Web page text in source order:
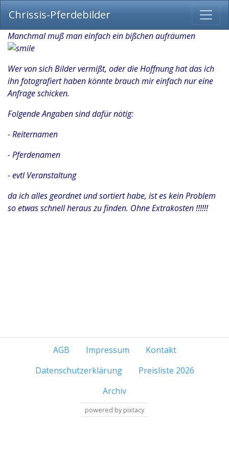
Chrissis-Pferdebilder
Manchmal muß man einfach ein bißchen aufräumen
Wer von sich Bilder vermißt, oder die Hoffnung hat das ich
ihn fotografiert haben könnte brauch mir einfach nur eine
Anfrage schicken.
Folgende Angaben sind dafür nötig:
- Reiternamen
- Pferdenamen
- evtl Veranstaltung
da ich alles geordnet und sortiert habe, ist es kein Problem
so etwas schnell heraus zu finden. Ohne Extrakosten !!!!!!
AGB Impressum
Kontakt
Datenschutzerklärung
Preisliste 2026
Archiv
powered by pixtacy